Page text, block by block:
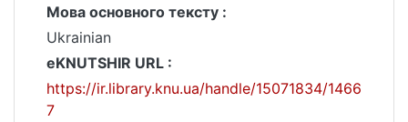
Мова основного тексту :
Ukrainian
eKNUTSHIR URL :
https://ir.library.knu.ua/handle/15071834/1466
7